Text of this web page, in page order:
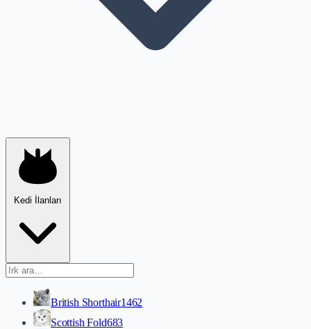
Kedi İlanları
British Shorthair1462
Scottish Fold683